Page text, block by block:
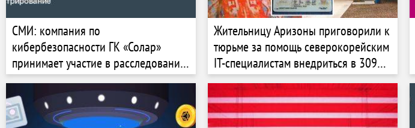
СМИ: компания по
кибербезопасности ГК «Солар»
принимает участие в расследовании
кибератаки на «Аэрофлот»
Жительницу Аризоны приговорили к
тюрьме за помощь северокорейским
IT-специалистам внедриться в 309
американских компаний